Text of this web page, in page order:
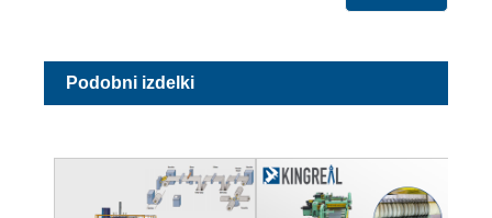
Podobni izdelki